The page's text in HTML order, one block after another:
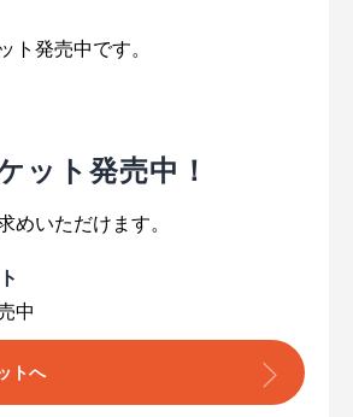
ト発売中です。
ット発売中！
めいただけます。
中
トへ